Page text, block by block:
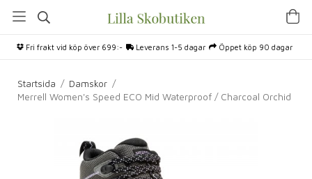
Fri frakt vid köp över 699:- Leverans 1-5 dagar Öppet köp 90 dagar
Startsida / Damskor /
Merrell Women's Speed ECO Mid Waterproof / Charcoal Orchid